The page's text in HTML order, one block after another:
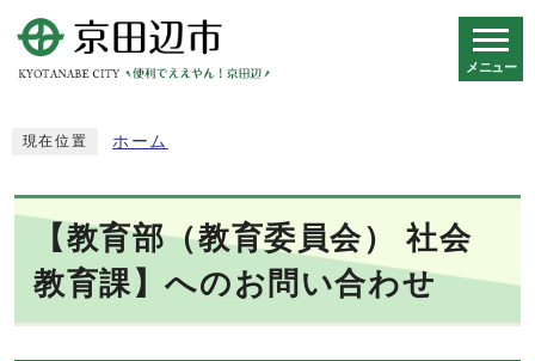
メニュー
現在位置 ホーム
【教育部（教育委員会） 社会
教育課】へのお問い合わせ